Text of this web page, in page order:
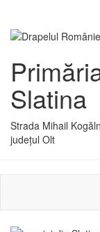
Slatina
Strada Mihail
județul Olt